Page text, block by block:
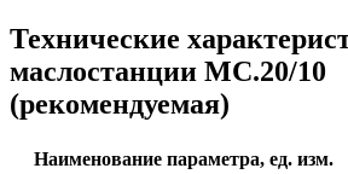
Технические
маслостанции МС.20/10
(рекомендуемая)
Наименование параметра, ед. изм.